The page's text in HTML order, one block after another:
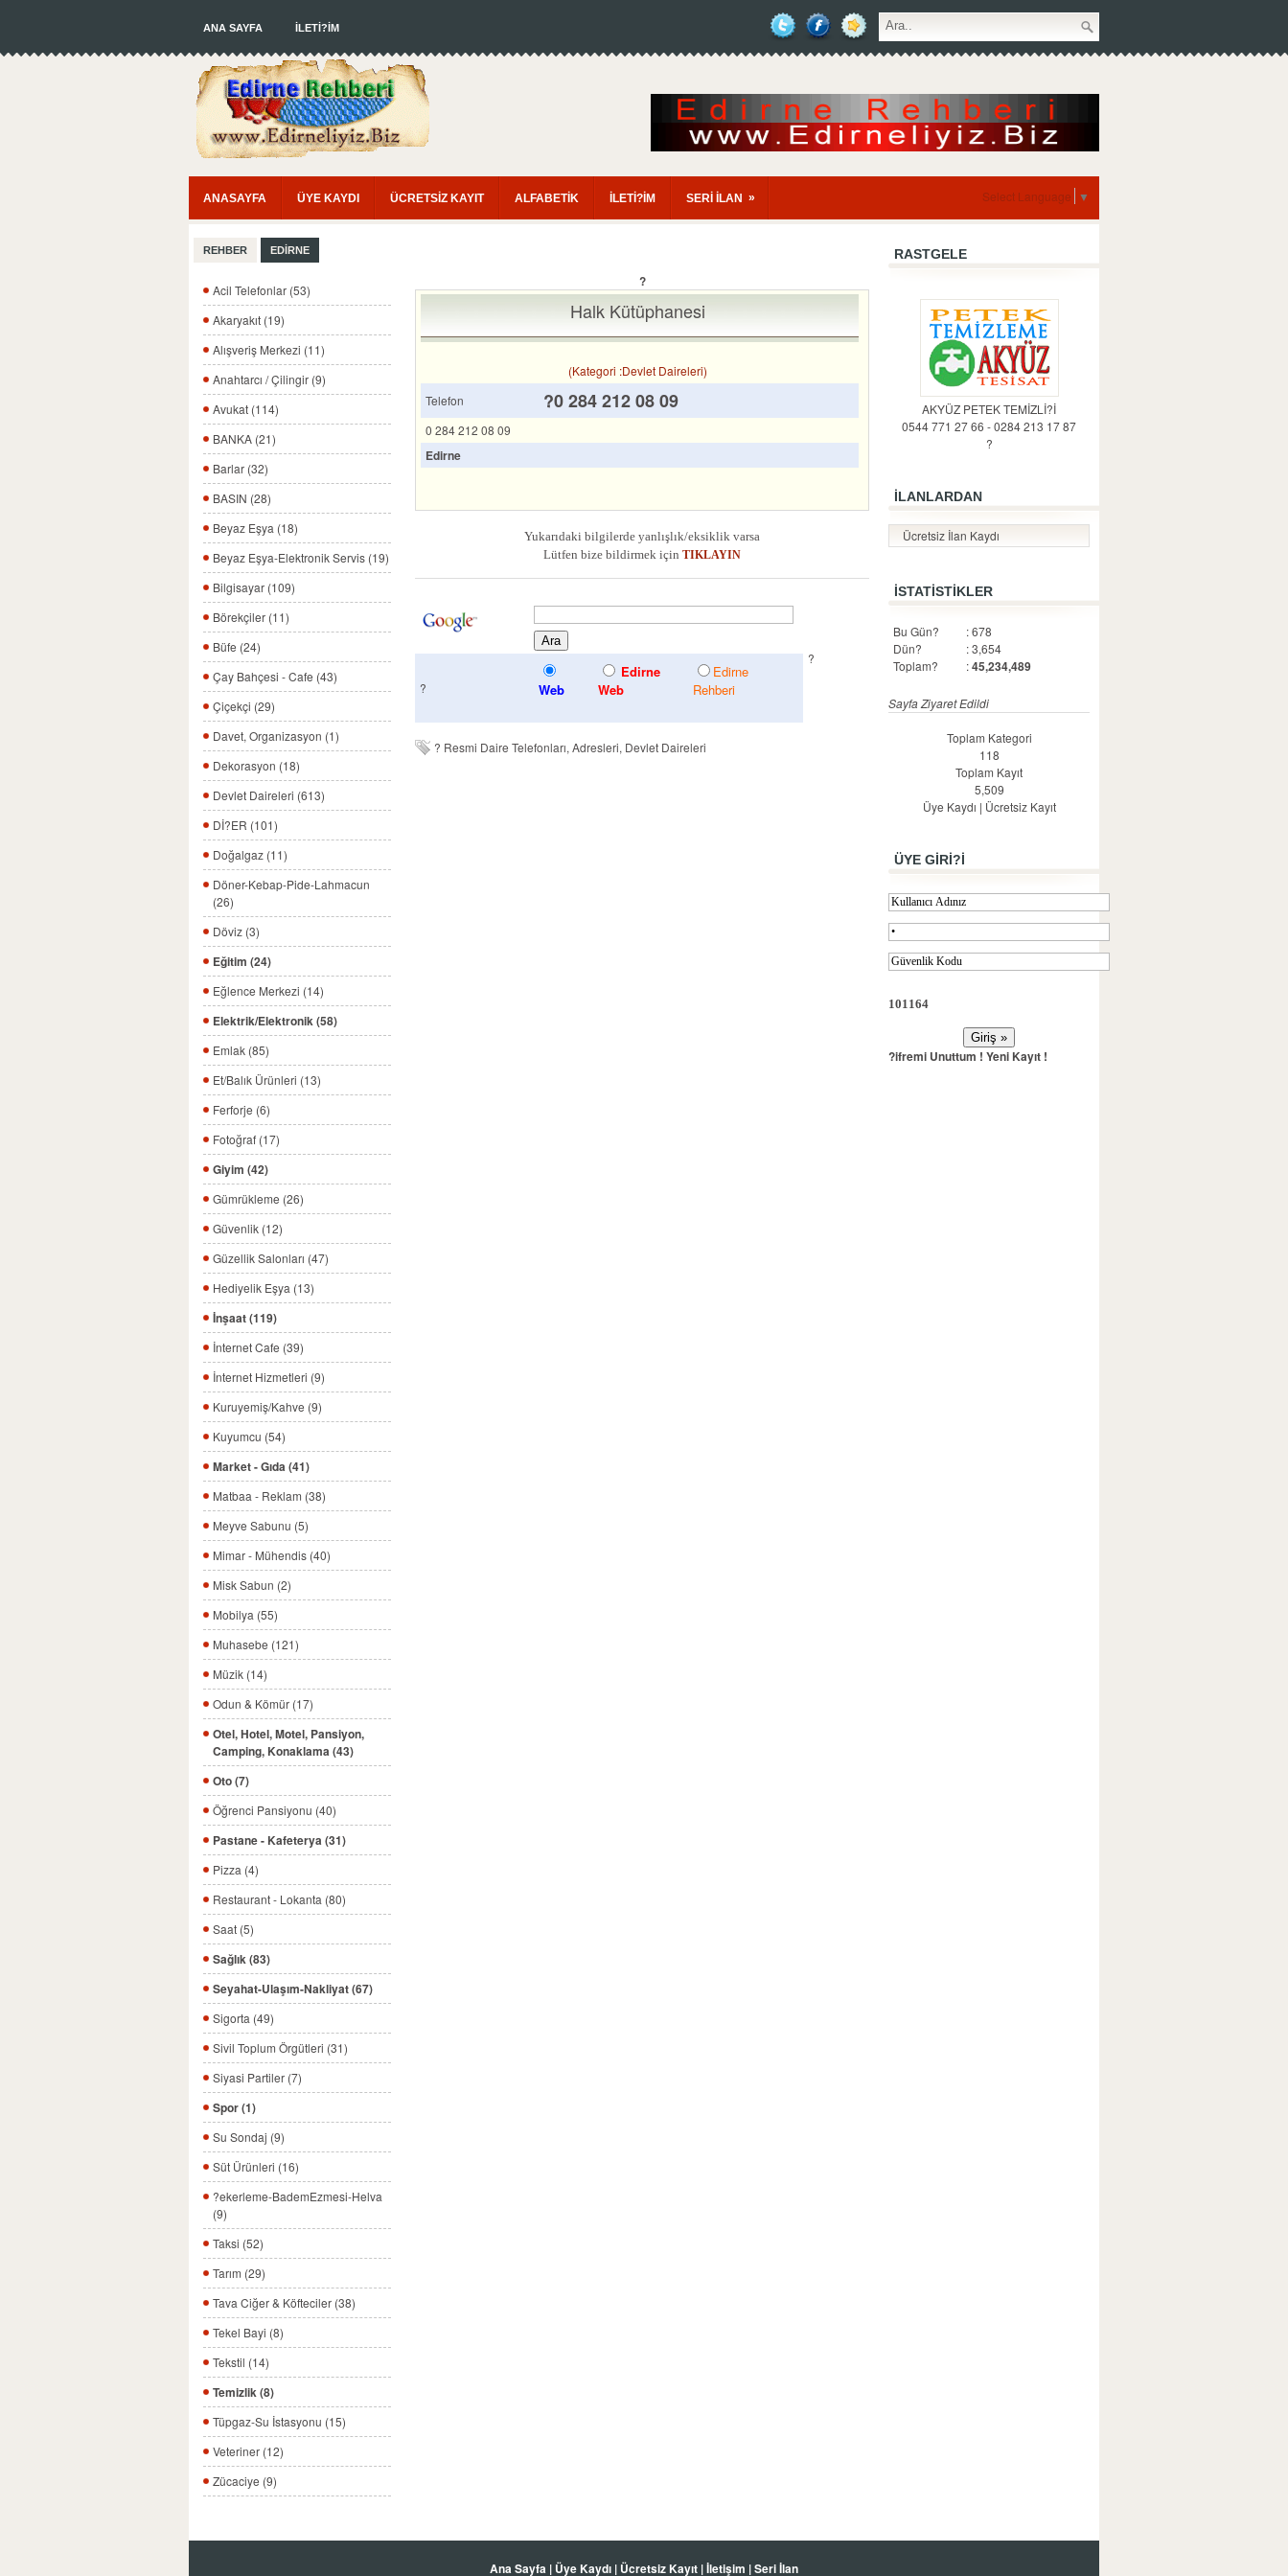
ANA SAYFA İLETİ?İM
ANASAYFA ÜYE KAYDI ÜCRETSİZ KAYIT ALFABETİK İLETİ?İM SERİ İLAN » Select Language ▼
REHBER EDİRNE
Acil Telefonlar (53)
Akaryakıt (19)
Alışveriş Merkezi (11)
Anahtarcı / Çilingir (9)
Avukat (114)
BANKA (21)
Barlar (32)
BASIN (28)
Beyaz Eşya (18)
Beyaz Eşya-Elektronik Servis (19)
Bilgisayar (109)
Börekçiler (11)
Büfe (24)
Çay Bahçesi - Cafe (43)
Çiçekçi (29)
Davet, Organizasyon (1)
Dekorasyon (18)
Devlet Daireleri (613)
Dİ?ER (101)
Doğalgaz (11)
Döner-Kebap-Pide-Lahmacun
(26)
Döviz (3)
Eğitim (24)
Eğlence Merkezi (14)
Elektrik/Elektronik (58)
Emlak (85)
Et/Balık Ürünleri (13)
Ferforje (6)
Fotoğraf (17)
Giyim (42)
Gümrükleme (26)
Güvenlik (12)
Güzellik Salonları (47)
Hediyelik Eşya (13)
İnşaat (119)
İnternet Cafe (39)
İnternet Hizmetleri (9)
Kuruyemiş/Kahve (9)
Kuyumcu (54)
Market - Gıda (41)
Matbaa - Reklam (38)
Meyve Sabunu (5)
Mimar - Mühendis (40)
Misk Sabun (2)
Mobilya (55)
Muhasebe (121)
Müzik (14)
Odun & Kömür (17)
Otel, Hotel, Motel, Pansiyon,
Camping, Konaklama (43)
Oto (7)
Öğrenci Pansiyonu (40)
Pastane - Kafeterya (31)
Pizza (4)
Restaurant - Lokanta (80)
Saat (5)
Sağlık (83)
Seyahat-Ulaşım-Nakliyat (67)
Sigorta (49)
Sivil Toplum Örgütleri (31)
Siyasi Partiler (7)
Spor (1)
Su Sondaj (9)
Süt Ürünleri (16)
?ekerleme-BademEzmesi-Helva
(9)
Taksi (52)
Tarım (29)
Tava Ciğer & Köfteciler (38)
Tekel Bayi (8)
Tekstil (14)
Temizlik (8)
Tüpgaz-Su İstasyonu (15)
Veteriner (12)
Zücaciye (9)
?
Halk Kütüphanesi
(Kategori :Devlet Daireleri)
Telefon
?0 284 212 08 09
0 284 212 08 09
Edirne
Yukarıdaki bilgilerde yanlışlık/eksiklik varsa
Lütfen bize bildirmek için TIKLAYIN
?
?
Web
Edirne
Web
Edirne
Rehberi
? Resmi Daire Telefonları, Adresleri, Devlet Daireleri
RASTGELE
AKYÜZ PETEK TEMİZLİ?İ
0544 771 27 66 - 0284 213 17 87
?
İLANLARDAN
Ücretsiz İlan Kaydı
İSTATİSTİKLER
Bu Gün?
Dün?
Toplam?
: 678
: 3,654
:45,234,489
Sayfa Ziyaret Edildi
Toplam Kategori
118
Toplam Kayıt
5,509
Üye Kaydı | Ücretsiz Kayıt
ÜYE GİRİ?İ
101164
?ifremi Unuttum ! Yeni Kayıt !
Ana Sayfa | Üye Kaydı | Ücretsiz Kayıt |İletişim |Seri İlan